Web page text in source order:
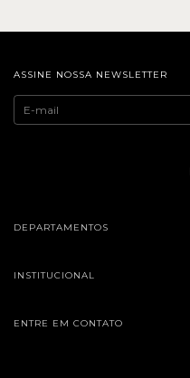
ASSINE NOSSA NEWSLETTER
DEPARTAMENTOS
INSTITUCIONAL
ENTRE EM CONTATO